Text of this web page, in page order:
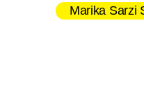
Marika Sarzi